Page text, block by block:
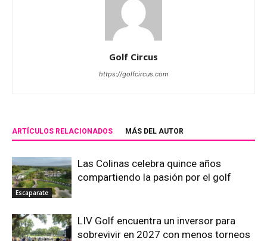
Golf Circus
https://golfcircus.com
ARTÍCULOS RELACIONADOS MÁS DEL AUTOR
Escaparate
Las Colinas celebra quince años
compartiendo la pasión por el golf
LIV Golf encuentra un inversor para
sobrevivir en 2027 con menos torneos